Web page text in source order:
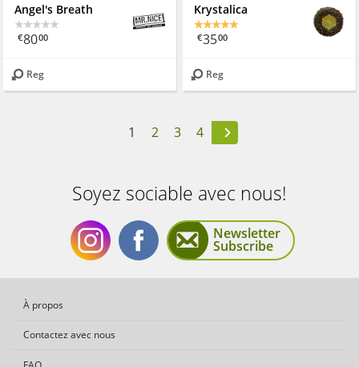
Angel's Breath
€8000
Reg
Krystalica
€3500
Reg
1 2 3 4
Soyez sociable avec nous!
SoyezSoyez
Newsletter
Subscribe
À propos
Contactez avec nous